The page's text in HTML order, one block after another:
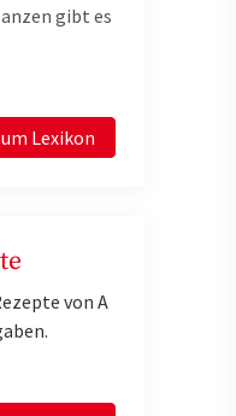
gibt es
Lexikon
von A